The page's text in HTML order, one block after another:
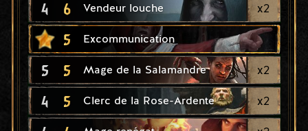
4 6 Vendeur louche x2
5 Excommunication
5 5 Mage de la Salamandre x2
4 5 Clerc de la Rose-Ardente x2